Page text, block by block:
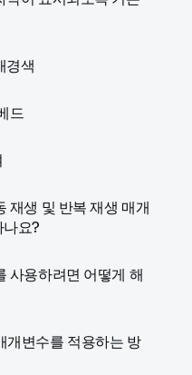
경색
드
재생 및 반복 재생 매개
요?
사용하려면 어떻게 해
변수를 적용하는 방